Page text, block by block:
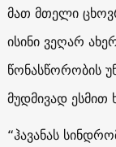
მათ მთელი
ისინი ვეღარ
წონასწორობის
მუდმივად ესმით
“ჰავანას